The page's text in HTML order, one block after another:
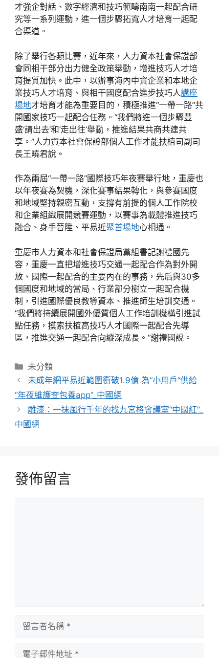
才強企對話、數字經濟和技巧範疇南南一起配合研
究等一系列運動，進一個步驟拓寬人才培育一起配
合渠道。
除了舉行各類比賽，近年來，人力資本社會保證部
會同相干部分出力健全政策舉動，增進技巧人才培
育提質加快。此中，以辦事海內中資企業和本地企
業技巧人才培育、與相干國度配合進步技巧人講座
場地才培育才能為重要目的，積極推進“一帶一路”共
開國家技巧一起配合任務。“我們將進一個步驟豐
盛‘請出去’和‘走出往’舉動，推進結果共商共建共
享。”人力資本社會保證部個人工作才能扶植司副司
長王曉君說。
作為兩屆“一帶一路”國際技巧年夜賽舉行地，重慶也
以年夜賽為契機，深化賽事結果轉化，與參賽國度
和地域堅持親密互動，支撐有前提的個人工作院校
和企業組織展開競賽運動，以賽事為載體推進技巧
融合、身手晉陞、平易近聚首場地心相通。
重慶市人力資本和社會保證局黨組書記謝禮國先
容，重慶一直把增進技巧交通一起配合作為對外開
放、國際一起配合的主要內在的事務，先后與30多
個國度和地域的當局、行業部分樹立一起配合機
制，引進國際優良教導資本、推進師生培訓交通。
“我們將持續展開國外優質個人工作培訓機構引進試
點任務，摸索扶植高技巧人才國際一起配合先導
區，推進交通一起配合向縱深成長。”謝禮國說。
分
類
未分類
未成年網平易近範圍衝破1.9億 為“小用戶”供給
“年夜維護查包養app”_中國網
雕漆：一抹風行千年的找九宮格會議室“中國紅”_
中國網
發佈留言